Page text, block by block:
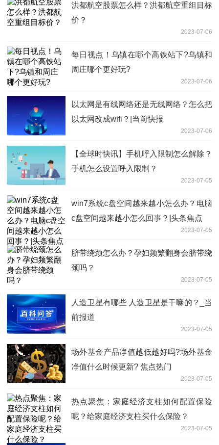
洪都航空股票怎么样？洪都航空重组目标
价？
2023-07-06
每日视点！乌镇在哪个高铁站下?乌镇和
周庄哪个更好玩?
2023-07-06
以太网是有线网络还是无线网络？怎么把
以太网改成wifi？|当前快报
2023-07-06
【全球时快讯】手机呼入限制怎么解除？
手机怎么设置呼入限制？
2023-07-05
win7系统c盘空间越来越小怎么办？电脑
c盘空间越来越小怎么回事？|头条焦点
2023-07-05
脐带绕颈怎么办？孕妇频繁翻身会脐带绕
颈吗？
2023-07-05
人造卫星有哪些 人造卫星是干嘛的？_当
前报道
2023-07-05
场外基金产品净值越低越好吗?场外基金
净值什么时候更新? 焦点热门
2023-07-05
热点聚焦：家庭经济支柱如何配置保险
呢？给家庭经济支柱买什么保险？
2023-07-05